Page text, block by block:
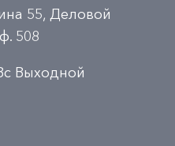
55, Деловой
508
Выходной